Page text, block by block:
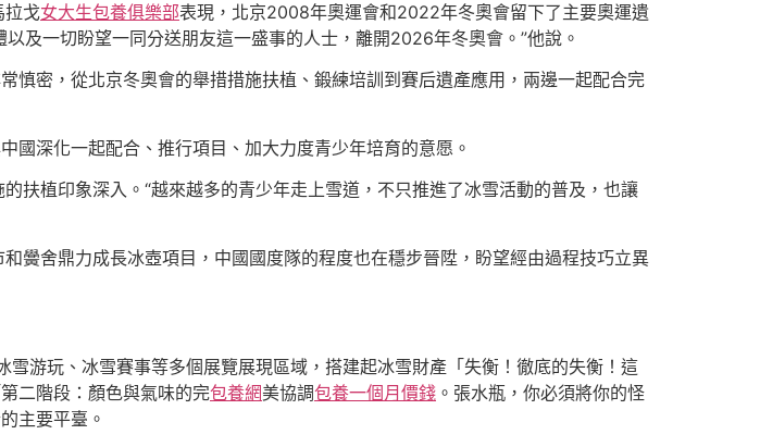
拉戈女大生包養俱樂部表現，北京2008年奧運會和2022年冬奧會留下了主要奧運遺
及一切盼望一同分送朋友這一盛事的人士，離開2026年冬奧會。”他說。
慎密，從北京冬奧會的舉措措施扶植、鍛練培訓到賽后遺產應用，兩邊一起配合完
國深化一起配合、推行項目、加大力度青少年培育的意愿。
扶植印象深入。“越來越多的青少年走上雪道，不只推進了冰雪活動的普及，也讓
黌舍鼎力成長冰壺項目，中國國度隊的程度也在穩步晉陞，盼望經由過程技巧立異
游玩、冰雪賽事等多個展覽展現區域，搭建起冰雪財產「失衡！徹底的失衡！這
二階段：顏色與氣味的完包養網美協調包養一個月價錢 。張水瓶，你必須將你的怪
主要平臺。